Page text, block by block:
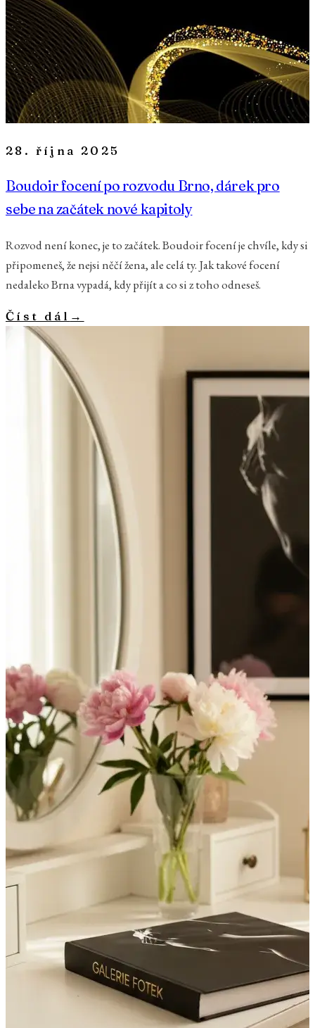
28. října 2025
Boudoir focení po rozvodu Brno, dárek pro
sebe na začátek nové kapitoly
Rozvod není konec, je to začátek. Boudoir focení je chvíle, kdy si
připomeneš, že nejsi něčí žena, ale celá ty. Jak takové focení
nedaleko Brna vypadá, kdy přijít a co si z toho odneseš.
Číst dál →